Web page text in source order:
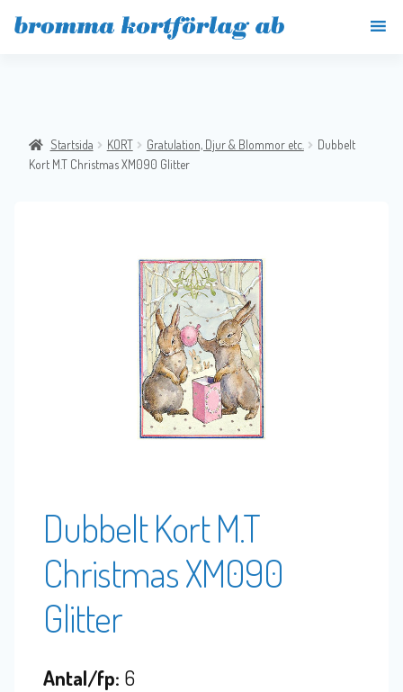
Startsida KORT Gratulation, Djur & Blommor etc.
Dubbelt
Kort M.T Christmas XM090 Glitter
Dubbelt Kort M.T
Christmas XM090
Glitter
Antal/fp: 6